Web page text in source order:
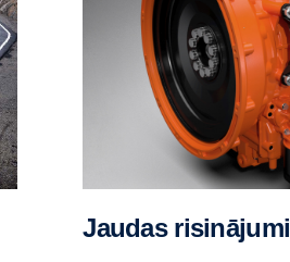
Jaudas risinājumi